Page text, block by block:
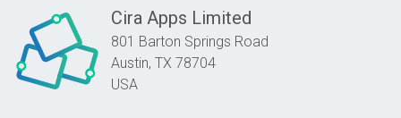
Cira Apps Limited
801 Barton Springs Road
Austin, TX 78704
USA